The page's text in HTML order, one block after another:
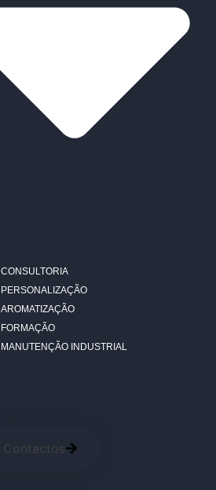
CONSULTORIA
PERSONALIZAÇÃO
AROMATIZAÇÃO
FORMAÇÃO
MANUTENÇÃO INDUSTRIAL
Contactos